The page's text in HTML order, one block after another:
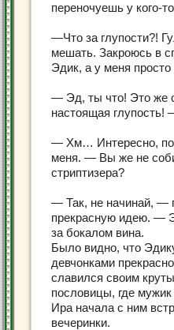
переночуешь у кого-
—Что за глупости?!
мешать. Закроюсь в
Эдик, а у меня просто
— Эд, ты что! Это же
настоящая глупость!
— Хм… Интересно,
меня. — Вы же не
стриптизера?
— Так, не начинай, —
прекрасную идею. —
за бокалом вина.
Было видно, что
девчонками
славился своим
пословицы, где
Ира начала с ним
вечеринки.